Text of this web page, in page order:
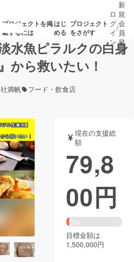
プロジェクトを掲
載するには
はじ
める
プロジェクト
をさがす
新着プロ
ト
募集終了が近いプ
ロジェクト
音楽
・ガジェット ゲーム・
書籍・雑誌
業 チャレンジ
地域活性化
ロ
グ
イ
ン
/
新
規
会
員
登
録
水魚ピラルクの白身
から救いたい！
満帆 フード・飲食店
現在の支援総
額
79,8
00円
5%
目標金額は
1,500,000円